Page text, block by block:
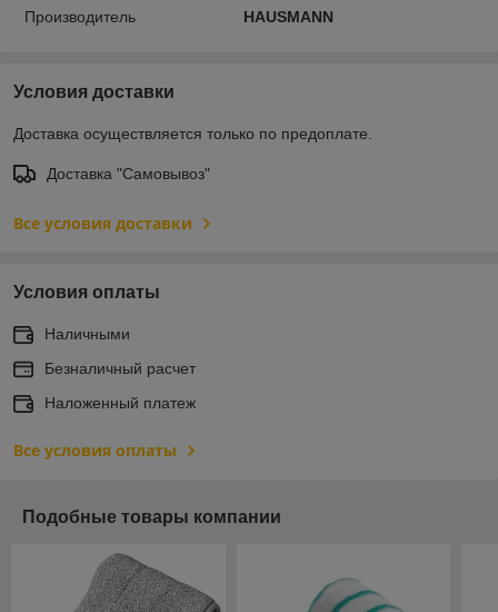
Производитель HAUSMANN
Условия доставки
Доставка осуществляется только по предоплате.
Доставка "Самовывоз"
Все условия доставки
Условия оплаты
Наличными
Безналичный расчет
Наложенный платеж
Все условия оплаты
Подобные товары компании